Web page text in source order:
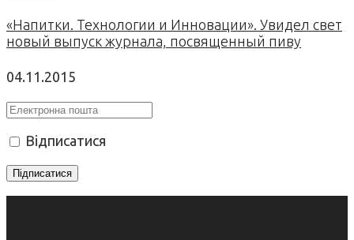
«Напитки. Технологии и Инновации». Увидел свет
новый выпуск журнала, посвященный пиву
04.11.2015
Відписатися